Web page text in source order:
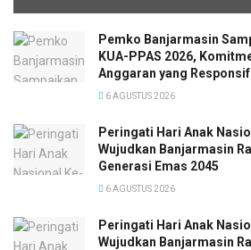
Pemko Banjarmasin
KUA-PPAS 2026,
Anggaran yang Responsif
6 AGUSTUS 2026
Peringati Hari Anak
Wujudkan Banjarmasin
Generasi Emas 2045
6 AGUSTUS 2026
Peringati Hari Anak
Wujudkan Banjarmasin